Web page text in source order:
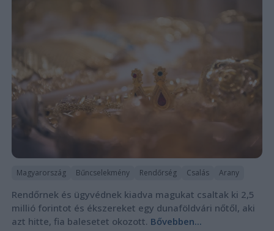
Magyarország Bűncselekmény Rendőrség Csalás Arany
Rendőrnek és ügyvédnek kiadva magukat csaltak ki 2,5
millió forintot és ékszereket egy dunaföldvári nőtől, aki
azt hitte, fia balesetet okozott. Bővebben...